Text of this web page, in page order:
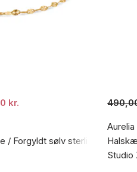
kr.
/ Forgyldt sølv sterling 925
Studio